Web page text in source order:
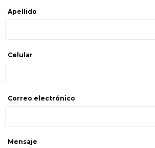
Apellido
Celular
Correo electrónico
Mensaje